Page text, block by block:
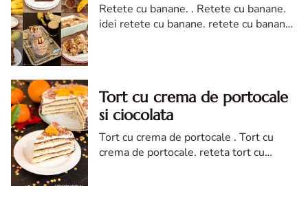
Retete cu banane. . Retete cu banane.
idei retete cu banane. retete cu banane
Tort cu crema de portocale
si ciocolata
Tort cu crema de portocale . Tort cu
crema de portocale. reteta tort cu